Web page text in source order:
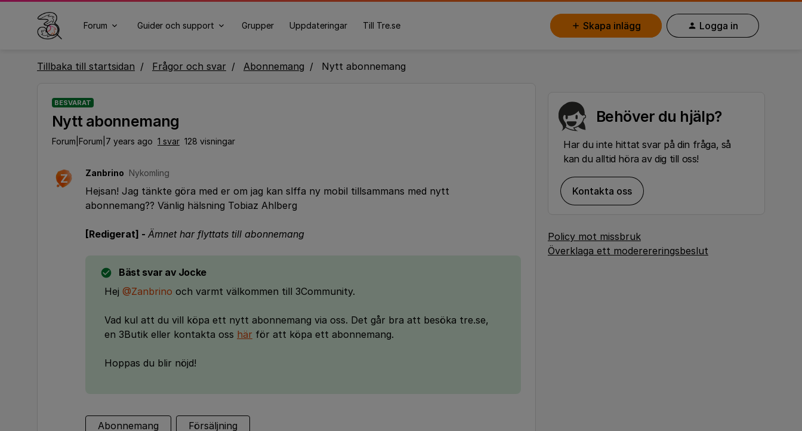
Forum Guider och support Grupper Uppdateringar Till Tre.se Skapa inlägg Logga in
Tillbaka till startsidan Frågor och svar Abonnemang Nytt abonnemang
BESVARAT
Nytt abonnemang
Forum|Forum|7 years ago 1 svar 128 visningar
Z Zanbrino Nykomling
Hejsan! Jag tänkte göra med er om jag kan slffa ny mobil tillsammans med nytt
abonnemang?? Vänlig hälsning Tobiaz Ahlberg
[Redigerat] - Ämnet har flyttats till abonnemang
Bäst svar av Jocke
Hej @Zanbrino och varmt välkommen till 3Community.
Vad kul att du vill köpa ett nytt abonnemang via oss. Det går bra att besöka tre.se,
en 3Butik eller kontakta oss här för att köpa ett abonnemang.
Hoppas du blir nöjd!
Abonnemang Försäljning
Behöver du hjälp?
Har du inte hittat svar på din fråga, så
kan du alltid höra av dig till oss!
Kontakta oss
Policy mot missbruk
Överklaga ett moderereringsbeslut